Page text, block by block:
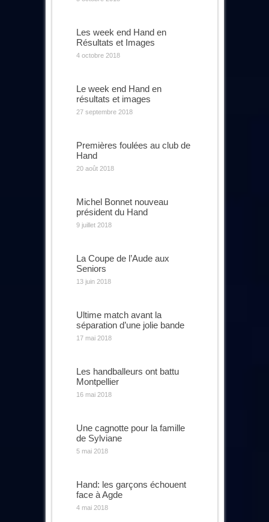
Les week end Hand en
Résultats et Images
4 octobre 2018
Le week end Hand en
résultats et images
27 septembre 2018
Premières foulées au club de
Hand
20 août 2018
Michel Bonnet nouveau
président du Hand
9 juillet 2018
La Coupe de l’Aude aux
Seniors
13 juin 2018
Ultime match avant la
séparation d’une jolie bande
17 mai 2018
Les handballeurs ont battu
Montpellier
16 mai 2018
Une cagnotte pour la famille
de Sylviane
5 mai 2018
Hand: les garçons échouent
face à Agde
4 mai 2018